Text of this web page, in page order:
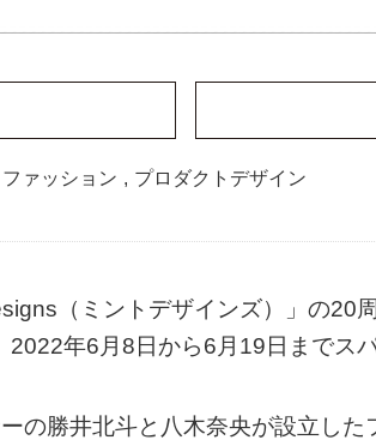
ファッション , プロダクトデザイン
（ミントデザインズ）」の20
年6月8日から6月19日までス
の勝井北斗と八木奈央が設立し